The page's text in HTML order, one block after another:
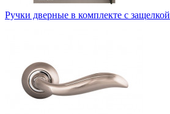
Ручки дверные в комплекте с защелкой